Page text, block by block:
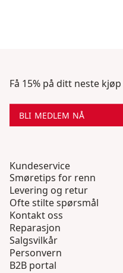
Få 15% på ditt neste
BLI MEDLEM NÅ
Kundeservice
Smøretips for renn
Levering og retur
Ofte stilte spørsmål
Kontakt oss
Reparasjon
Salgsvilkår
Personvern
B2B portal